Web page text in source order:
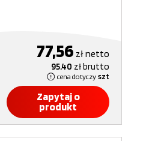
77,56 złnetto
95,40 złbrutto
cena dotyczy szt
Zapytaj o
produkt